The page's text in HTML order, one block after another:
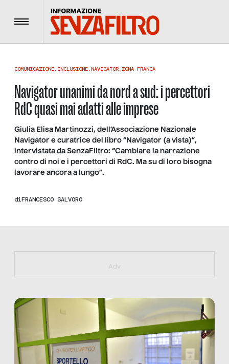
Menu
COMUNICAZIONE, INCLUSIONE,NAVIGATOR, ZONA FRANCA
Navigator unanimi da nord a sud: i percettori
RdC quasi mai adatti alle imprese
Giulia Elisa Martinozzi, dell’Associazione Nazionale
Navigator e curatrice del libro “Navigator (a vista)”,
intervistata da SenzaFiltro: “Cambiare la narrazione
contro di noi e i percettori di RdC. Ma su di loro bisogna
lavorare ancora a lungo”.
diFRANCESCO SALVORO
https://bit.ly/muster_aggiornamento
Adv